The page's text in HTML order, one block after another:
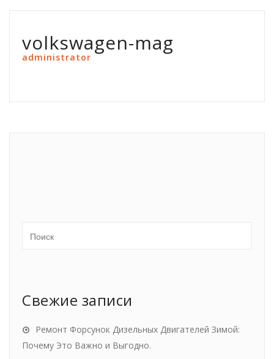
volkswagen-mag
administrator
Свежие записи
Ремонт Форсунок Дизельных Двигателей Зимой:
Почему Это Важно и Выгодно.